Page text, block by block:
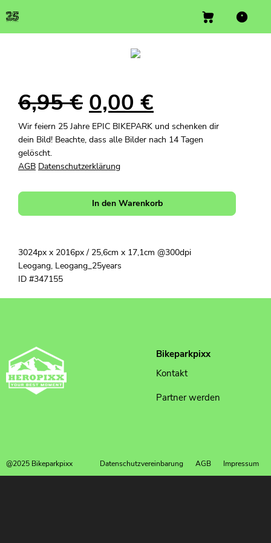
6,95€ 0,00€
Wir feiern 25 Jahre EPIC BIKEPARK und schenken dir
dein Bild! Beachte, dass alle Bilder nach 14 Tagen
gelöscht.
AGB Datenschutzerklärung
In den Warenkorb
3024px x 2016px / 25,6cm x 17,1cm @300dpi
Leogang, Leogang_25years
ID #347155
Bikeparkpixx
Kontakt
Partner werden
@2025 Bikeparkpixx Datenschutzvereinbarung AGB Impressum